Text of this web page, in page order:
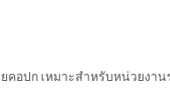
คอปก เหมาะสำหรับหน่วยงา